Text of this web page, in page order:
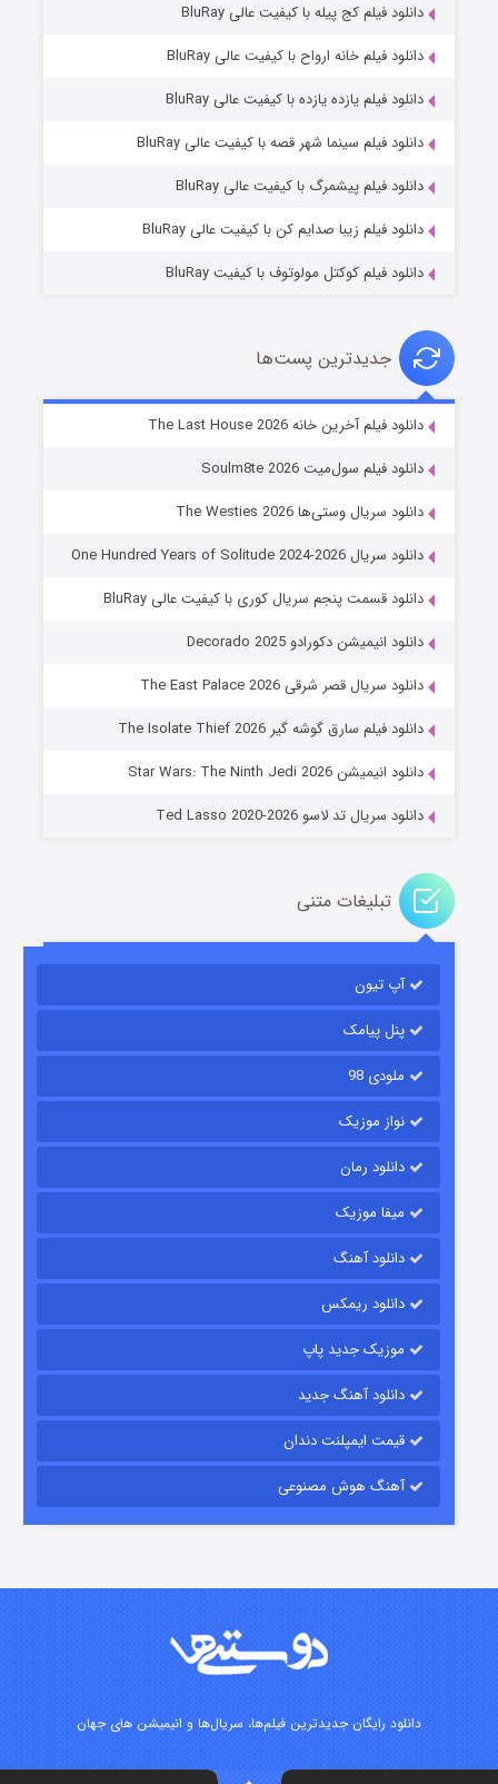
شوگر فصل ۲
خاندان اژدها فصل ۳
قسمت ۱۴ (زیرنویس)
رویایی برای تو
قسمت
قسمت۲ (دوبله) منتشر شد
دانلود فیلم کج‌ پیله با کیفیت عالی BluRay
دانلود فیلم خانه ارواح با کیفیت عالی BluRay
دانلود فیلم یازده یازده با کیفیت عالی BluRay
دانلود فیلم سینما شهر قصه با کیفیت عالی BluRay
دانلود فیلم پیشمرگ با کیفیت عالی BluRay
دانلود فیلم زیبا صدایم کن با کیفیت عالی BluRay
دانلود فیلم کوکتل مولوتوف با کیفیت BluRay
جدیدترین پست‌ها
دانلود فیلم آخرین خانه The Last House 2026
دانلود فیلم سول‌میت Soulm8te 2026
دانلود سریال وستی‌ها The Westies 2026
دانلود سریال One Hundred Years of Solitude 2024-2026
دانلود قسمت پنجم سریال کوری با کیفیت عالی BluRay
دانلود انیمیشن دکورادو Decorado 2025
دانلود سریال قصر شرقی The East Palace 2026
دانلود فیلم سارق گوشه گیر The Isolate Thief 2026
دانلود انیمیشن Star Wars: The Ninth Jedi 2026
دانلود سریال تد لاسو Ted Lasso 2020-2026
تبلیغات متنی
آپ تیون
پنل پیامک
ملودی 98
نواز موزیک
دانلود رمان
میفا موزیک
دانلود آهنگ
دانلود ریمکس
موزیک جدید پاپ
دانلود آهنگ جدید
قیمت ایمپلنت دندان
آهنگ هوش مصنوعی
دانلود رایگان جدیدترین فیلم‌ها، سریال‌ها و انیمیشن های جهان